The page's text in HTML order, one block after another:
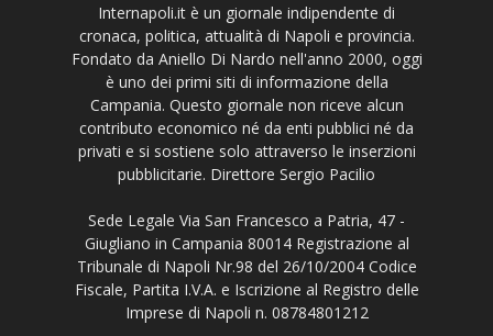
Internapoli.it è un giornale indipendente di
cronaca, politica, attualità di Napoli e provincia.
Fondato da Aniello Di Nardo nell'anno 2000, oggi
è uno dei primi siti di informazione della
Campania. Questo giornale non riceve alcun
contributo economico né da enti pubblici né da
privati e si sostiene solo attraverso le inserzioni
pubblicitarie. Direttore Sergio Pacilio
Sede Legale Via San Francesco a Patria, 47 -
Giugliano in Campania 80014 Registrazione al
Tribunale di Napoli Nr.98 del 26/10/2004 Codice
Fiscale, Partita I.V.A. e Iscrizione al Registro delle
Imprese di Napoli n. 08784801212